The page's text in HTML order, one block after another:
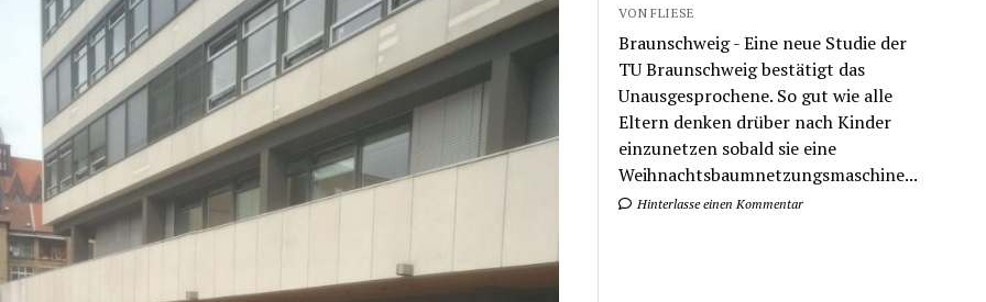
VON FLIESE
Braunschweig - Eine neue Studie der
TU Braunschweig bestätigt das
Unausgesprochene. So gut wie alle
Eltern denken drüber nach Kinder
einzunetzen sobald sie eine
Weihnachtsbaumnetzungsmaschine...
Hinterlasse einen Kommentar